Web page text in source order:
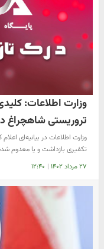
وزارت اطلاعات:
تروریستی شاهچراغ
تکفیری بازداشت و یا معدوم
۲۷ مرداد ۱۴۰۲ | ۱۲:۴۰